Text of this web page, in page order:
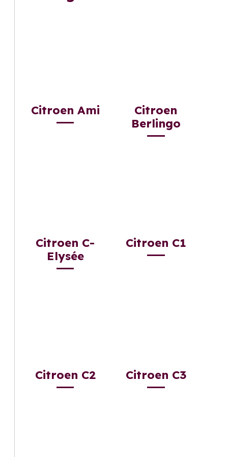
Citroen Ami
Citroen
Berlingo
Citroen C-
Elysée
Citroen C1
Citroen C2 Citroen C3